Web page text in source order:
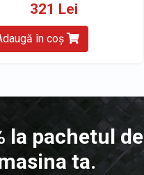
321 Lei
în coș
la pachetul de
ta.